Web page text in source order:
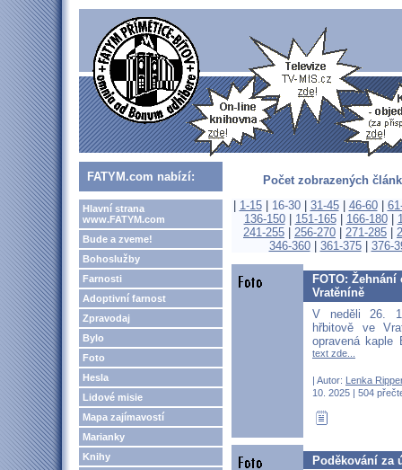
FATYM.com nabízí:
Hlavní strana
www.FATYM.com
Bude a zveme!
Bohoslužby
Farnosti
Adoptivní farnost
Zpravodaj
Bylo
Foto
Hesla
Lidové misie
Mapa zajímavostí
Marianky
Knihy
Počet zobrazených
1-15| 16-30| 31-45| 46-60|
136-150| 151-165| 166-180|
241-255
256-270 271-285
346-360| 361-375| 376-
FOTO:
Vratěníně
V neděli 26.
hřbitově ve
opravená kaple
text zde...
| Autor: Lenka
10. 2025 | 504
Poděkování za